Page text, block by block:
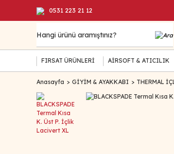
0531 223 21 12
FIRSAT ÜRÜNLERİ AİRSOFT & ATICILIK
Anasayfa GİYİM & AYAKKABI THERMAL